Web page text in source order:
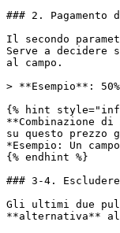
### 2. Pagamento
Il secondo
Serve a decidere
al campo.
> **Esempio**:
{% hint
**Combinazione
su questo prezzo
*Esempio: Un
{% endhint %}
### 3-4.
Gli ultimi due
**alternativa** al